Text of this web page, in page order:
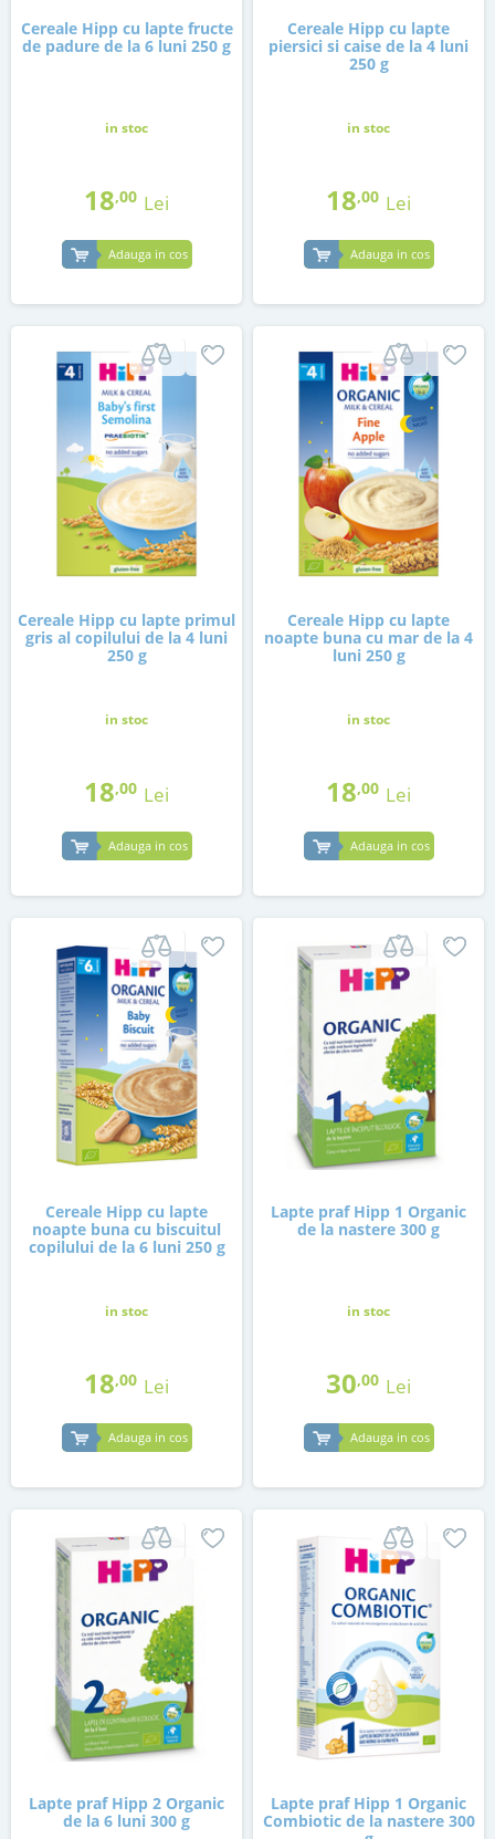
Cereale Hipp cu lapte fructe
de padure de la 6 luni 250 g
in stoc
18,00 Lei
Adauga in cos
Cereale Hipp cu lapte
piersici si caise de la 4 luni
250 g
in stoc
18,00 Lei
Adauga in cos
Cereale Hipp cu lapte primul
gris al copilului de la 4 luni
250 g
in stoc
18,00 Lei
Adauga in cos
Cereale Hipp cu lapte
noapte buna cu mar de la 4
luni 250 g
in stoc
18,00 Lei
Adauga in cos
Cereale Hipp cu lapte
noapte buna cu biscuitul
copilului de la 6 luni 250 g
in stoc
18,00 Lei
Adauga in cos
Lapte praf Hipp 1 Organic
de la nastere 300 g
in stoc
30,00 Lei
Adauga in cos
Lapte praf Hipp 2 Organic
de la 6 luni 300 g
Lapte praf Hipp 1 Organic
Combiotic de la nastere 300